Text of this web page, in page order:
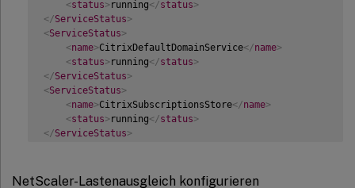
<status> running</status>
</ServiceStatus>
<ServiceStatus>
<name>CitrixDefaultDomainService</name>
<status> running</status>
</ServiceStatus>
<ServiceStatus>
<name>CitrixSubscriptionsStore</name>
<status> running</status>
</ServiceStatus>
status running</status
NetScaler-Lastenausgleich konfigurieren